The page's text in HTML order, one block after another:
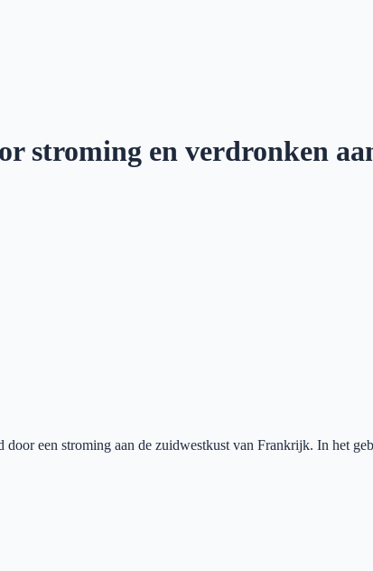
stroming en verdronken
een stroming aan de zuidwestkust van Frankrijk. In het